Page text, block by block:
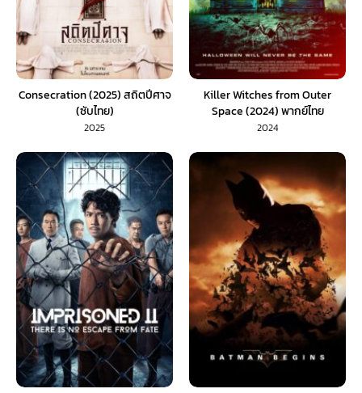
Consecration (2025) สถิตปีศาจ
(ซับไทย)
2025
Killer Witches from Outer
Space (2024) พากย์ไทย
2024